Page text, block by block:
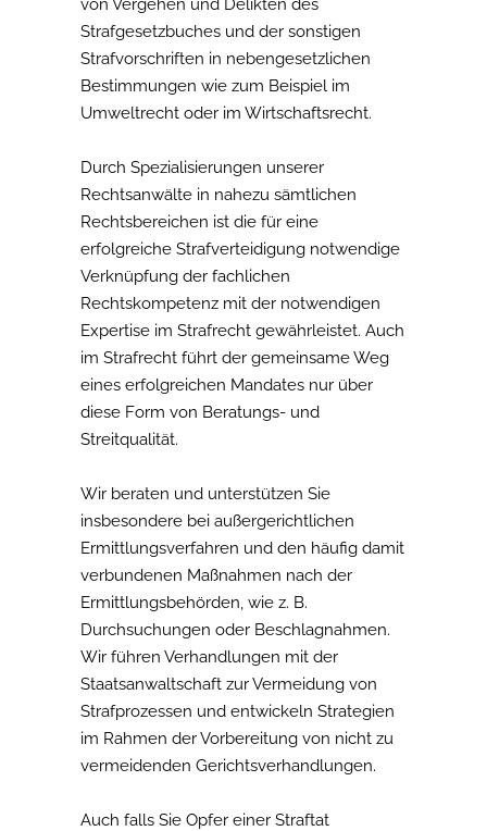
von Vergehen und Delikten des
Strafgesetzbuches und der sonstigen
Strafvorschriften in nebengesetzlichen
Bestimmungen wie zum Beispiel im
Umweltrecht oder im Wirtschaftsrecht.
Durch Spezialisierungen unserer
Rechtsanwälte in nahezu sämtlichen
Rechtsbereichen ist die für eine
erfolgreiche Strafverteidigung notwendige
Verknüpfung der fachlichen
Rechtskompetenz mit der notwendigen
Expertise im Strafrecht gewährleistet. Auch
im Strafrecht führt der gemeinsame Weg
eines erfolgreichen Mandates nur über
diese Form von Beratungs- und
Streitqualität.
Wir beraten und unterstützen Sie
insbesondere bei außergerichtlichen
Ermittlungsverfahren und den häufig damit
verbundenen Maßnahmen nach der
Ermittlungsbehörden, wie z. B.
Durchsuchungen oder Beschlagnahmen.
Wir führen Verhandlungen mit der
Staatsanwaltschaft zur Vermeidung von
Strafprozessen und entwickeln Strategien
im Rahmen der Vorbereitung von nicht zu
vermeidenden Gerichtsverhandlungen.
Auch falls Sie Opfer einer Straftat